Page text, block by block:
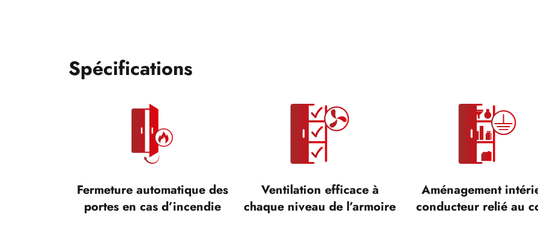
Spécifications
Fermeture automatique des
portes en cas d’incendie
Ventilation efficace à
chaque niveau de l’armoire
Aménagement
conducteur relié au